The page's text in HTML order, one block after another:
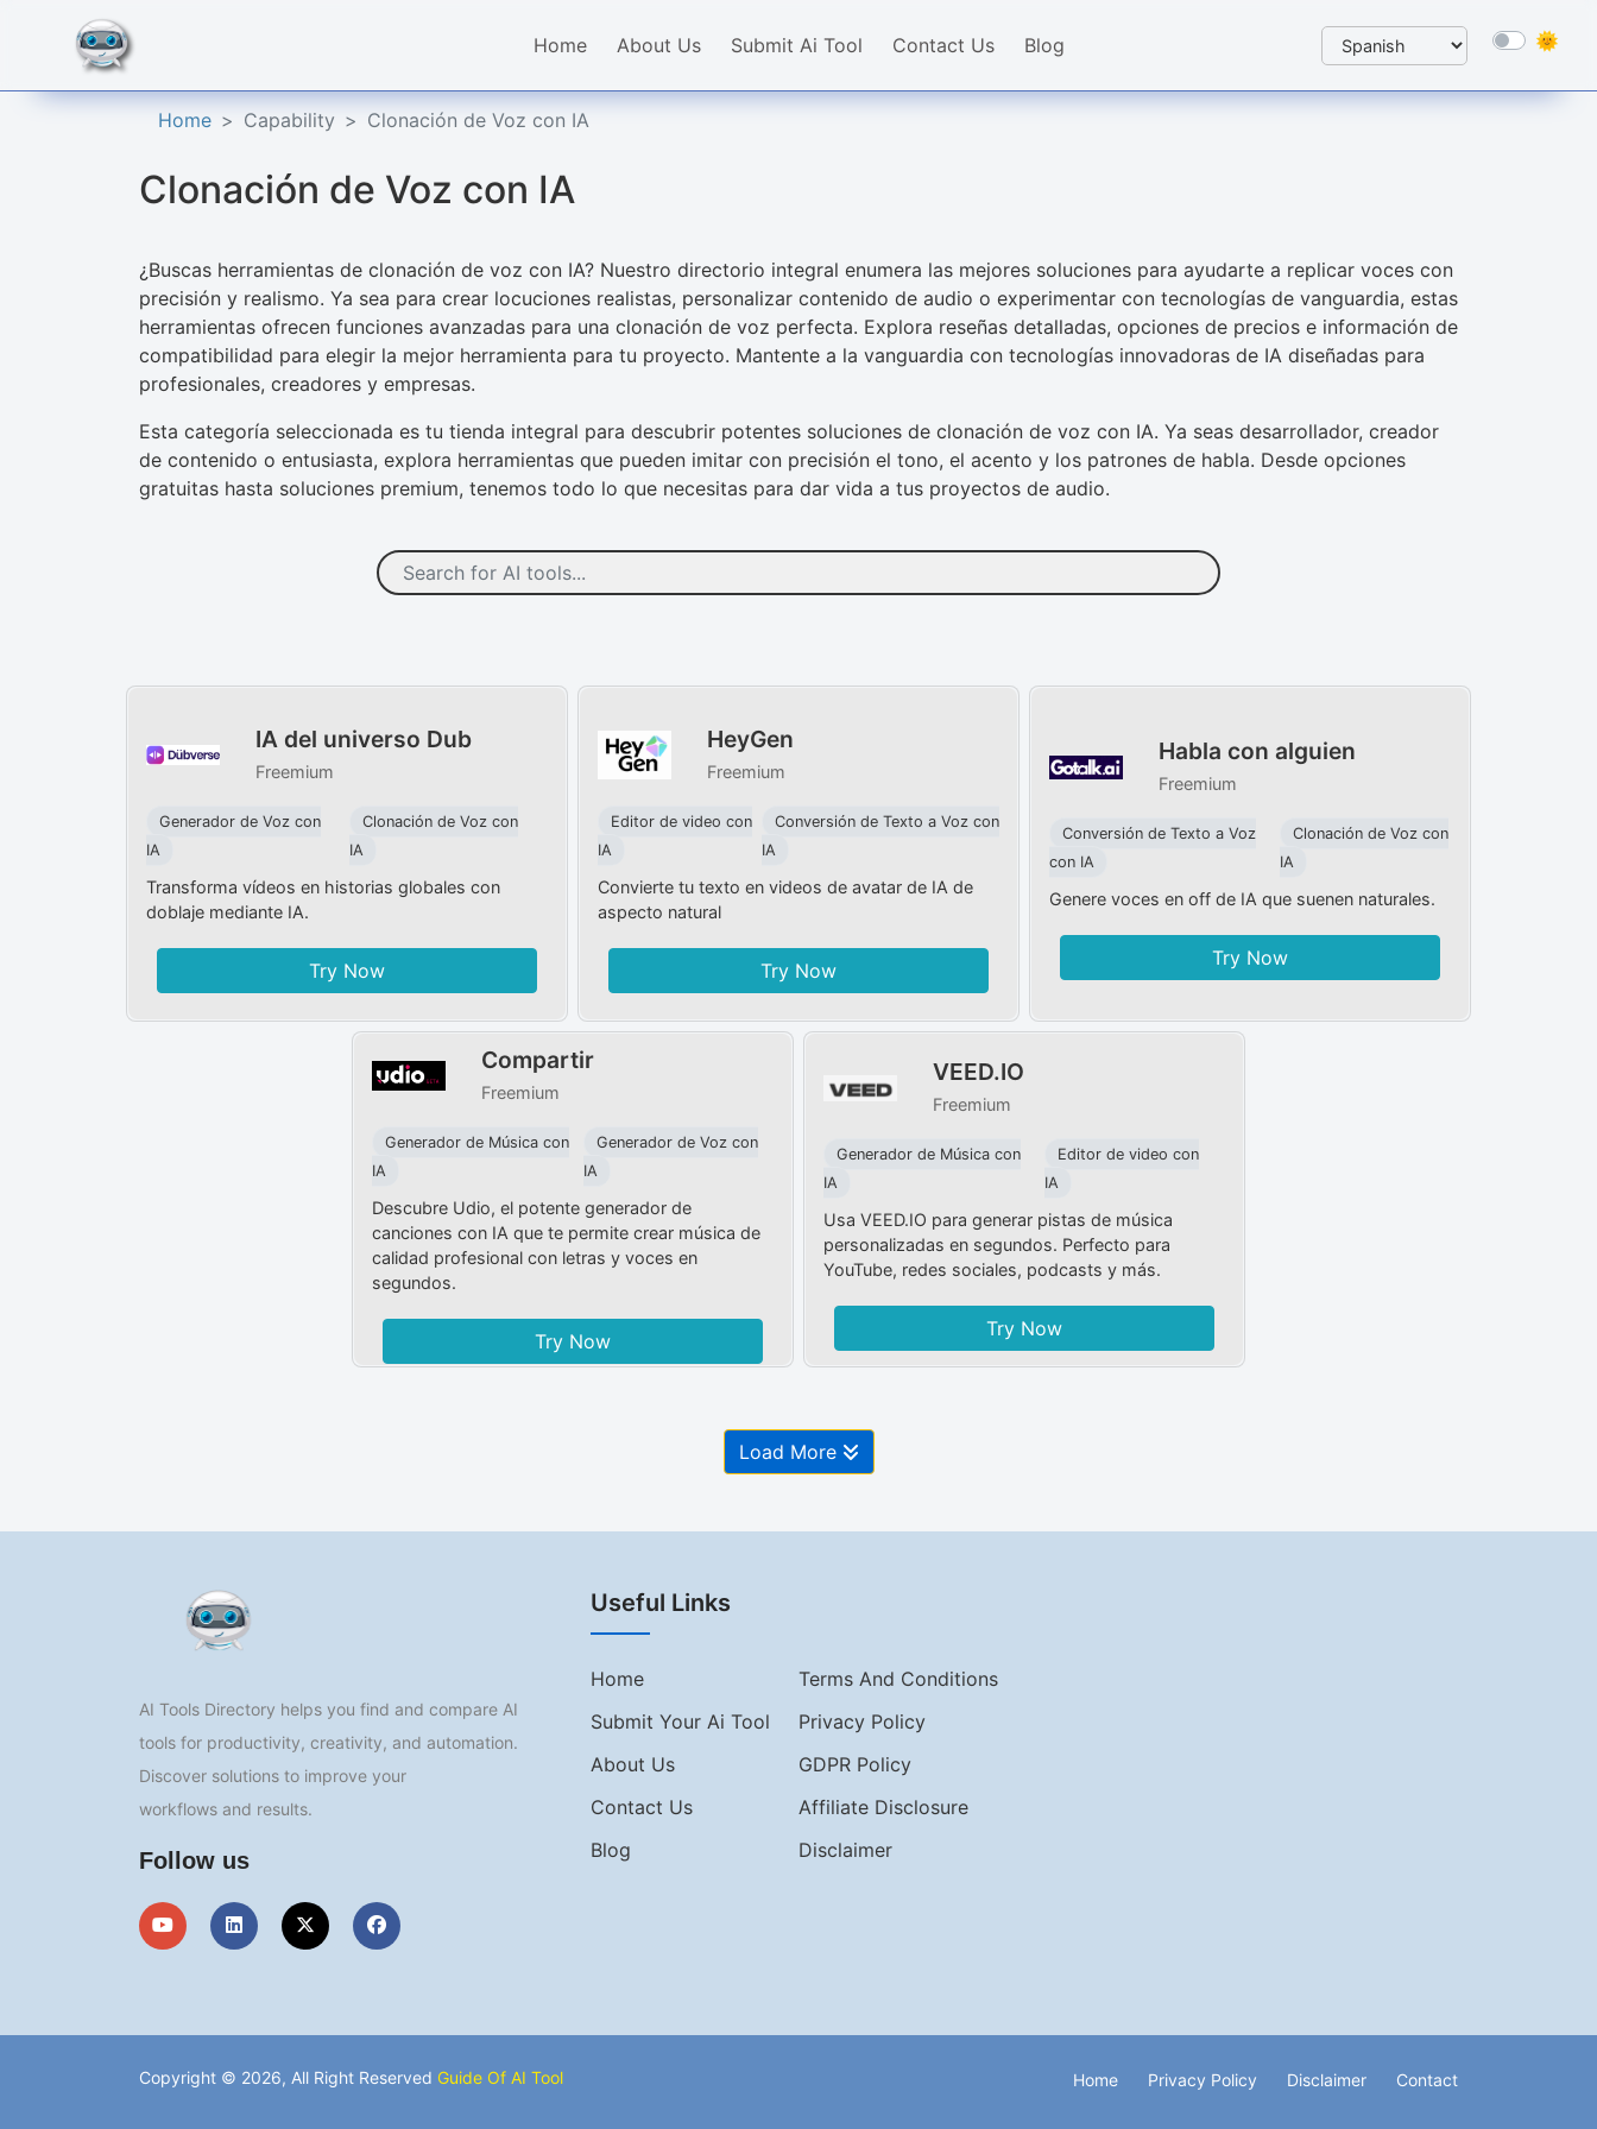
Home About Us Submit Ai Tool Contact Us Blog
Home Capability Clonación de Voz con IA
Clonación de Voz con IA
¿Buscas herramientas de clonación de voz con IA? Nuestro directorio integral enumera las mejores soluciones para ayudarte a replicar voces con
precisión y realismo. Ya sea para crear locuciones realistas, personalizar contenido de audio o experimentar con tecnologías de vanguardia, estas
herramientas ofrecen funciones avanzadas para una clonación de voz perfecta. Explora reseñas detalladas, opciones de precios e información de
compatibilidad para elegir la mejor herramienta para tu proyecto. Mantente a la vanguardia con tecnologías innovadoras de IA diseñadas para
profesionales, creadores y empresas.
Esta categoría seleccionada es tu tienda integral para descubrir potentes soluciones de clonación de voz con IA. Ya seas desarrollador, creador
de contenido o entusiasta, explora herramientas que pueden imitar con precisión el tono, el acento y los patrones de habla. Desde opciones
gratuitas hasta soluciones premium, tenemos todo lo que necesitas para dar vida a tus proyectos de audio.
IA del universo Dub
Freemium
Generador de Voz con
IA
Clonación de Voz con
IA
Transforma vídeos en historias globales con
doblaje mediante IA.
Try Now
HeyGen
Freemium
Editor de video con
IA
Conversión de Texto a Voz con
IA
Convierte tu texto en videos de avatar de IA de
aspecto natural
Try Now
Habla con alguien
Freemium
Conversión de Texto a Voz
con IA
Clonación de Voz con
IA
Genere voces en off de IA que suenen naturales.
Try Now
Compartir
Freemium
Generador de Música con
IA
Generador de Voz con
IA
Descubre Udio, el potente generador de
canciones con IA que te permite crear música de
calidad profesional con letras y voces en
segundos.
Try Now
VEED.IO
Freemium
Generador de Música con
IA
Editor de video con
IA
Usa VEED.IO para generar pistas de música
personalizadas en segundos. Perfecto para
YouTube, redes sociales, podcasts y más.
Try Now
Load More
AI Tools Directory helps you find and compare AI
tools for productivity, creativity, and automation.
Discover solutions to improve your
workflows and results.
Follow us
Useful Links
Home
Terms And Conditions
Submit Your Ai Tool
Privacy Policy
About Us
GDPR Policy
Contact Us
Affiliate Disclosure
Blog
Disclaimer
Copyright © 2026, All Right Reserved Guide Of AI Tool Home Privacy Policy Disclaimer Contact